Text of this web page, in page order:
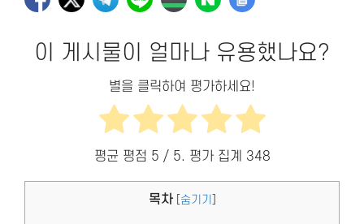
이 게시물이 얼마나 유용했나요?
별을 클릭하여 평가하세요!
평균 평점 5 / 5. 평가 집계 348
목차 숨기기